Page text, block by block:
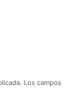
Los campos